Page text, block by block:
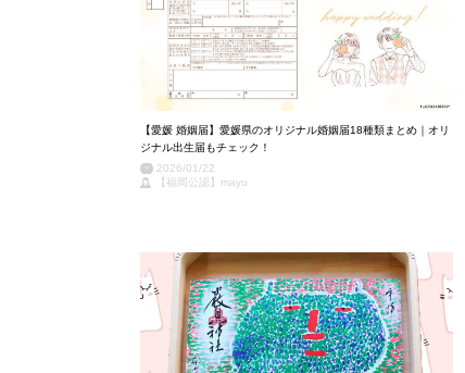
【愛媛 婚姻届】愛媛県のオリジナル婚姻届18種類まとめ｜オリ
ジナル出生届もチェック！
2026/01/22
【福岡公認】mayu